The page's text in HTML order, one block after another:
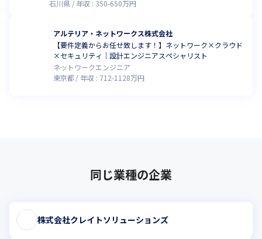
石川県
年収 : 350-650万円
アルテリア・ネットワークス株式会社
【要件定義からお任せ致します！】ネットワーク×クラウド
×セキュリティ｜設計エンジニアスペシャリスト
ネットワークエンジニア
東京都
年収 : 712-1128万円
同じ業種の企業
株式会社クレイトソリューションズ